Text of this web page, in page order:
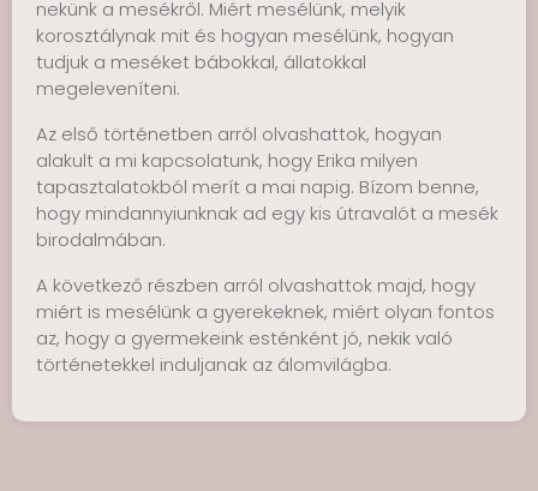
nekünk a mesékről. Miért mesélünk, melyik
korosztálynak mit és hogyan mesélünk, hogyan
tudjuk a meséket bábokkal, állatokkal
megeleveníteni.
Az első történetben arról olvashattok, hogyan
alakult a mi kapcsolatunk, hogy Erika milyen
tapasztalatokból merít a mai napig. Bízom benne,
hogy mindannyiunknak ad egy kis útravalót a mesék
birodalmában.
A következő részben arról olvashattok majd, hogy
miért is mesélünk a gyerekeknek, miért olyan fontos
az, hogy a gyermekeink esténként jó, nekik való
történetekkel induljanak az álomvilágba.